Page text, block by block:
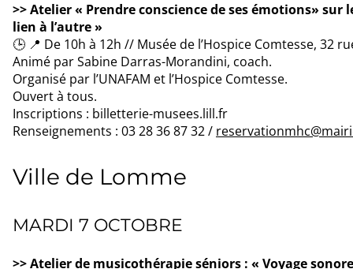
>> Atelier « Prendre conscience de ses émotions»
lien à l’autre »
🕒 📍 De 10h à 12h // Musée de l’Hospice Comtesse, 32
Animé par Sabine Darras-Morandini, coach.
Organisé par l’UNAFAM et l’Hospice Comtesse.
Ouvert à tous.
Inscriptions : billetterie-musees.lill.fr
Renseignements : 03 28 36 87 32 /
Ville de Lomme
MARDI 7 OCTOBRE
>> Atelier de musicothérapie séniors : « Voyage